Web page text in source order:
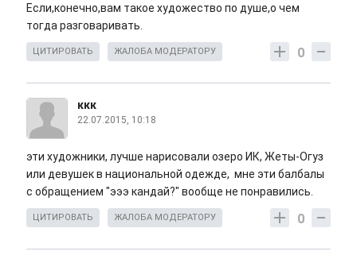
Если,конечно,вам такое художество по душе,о чем
тогда разговаривать.
0
ЦИТИРОВАТЬ ЖАЛОБА МОДЕРАТОРУ
ккк
22.07.2015, 10:18
эти художники, лучше нарисовали озеро ИК, Жеты-Огуз
или девушек в национальной одежде, мне эти балбалы
с обращением "эээ кандай?" вообще не понравились.
0
ЦИТИРОВАТЬ ЖАЛОБА МОДЕРАТОРУ